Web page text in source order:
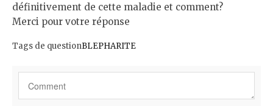
définitivement de cette maladie et comment?
Merci pour votre réponse
Tags de questionBLEPHARITE